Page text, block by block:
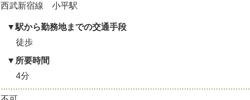
西武新宿線 小平駅
駅から勤務地までの交通手段
徒歩
所要時間
4分